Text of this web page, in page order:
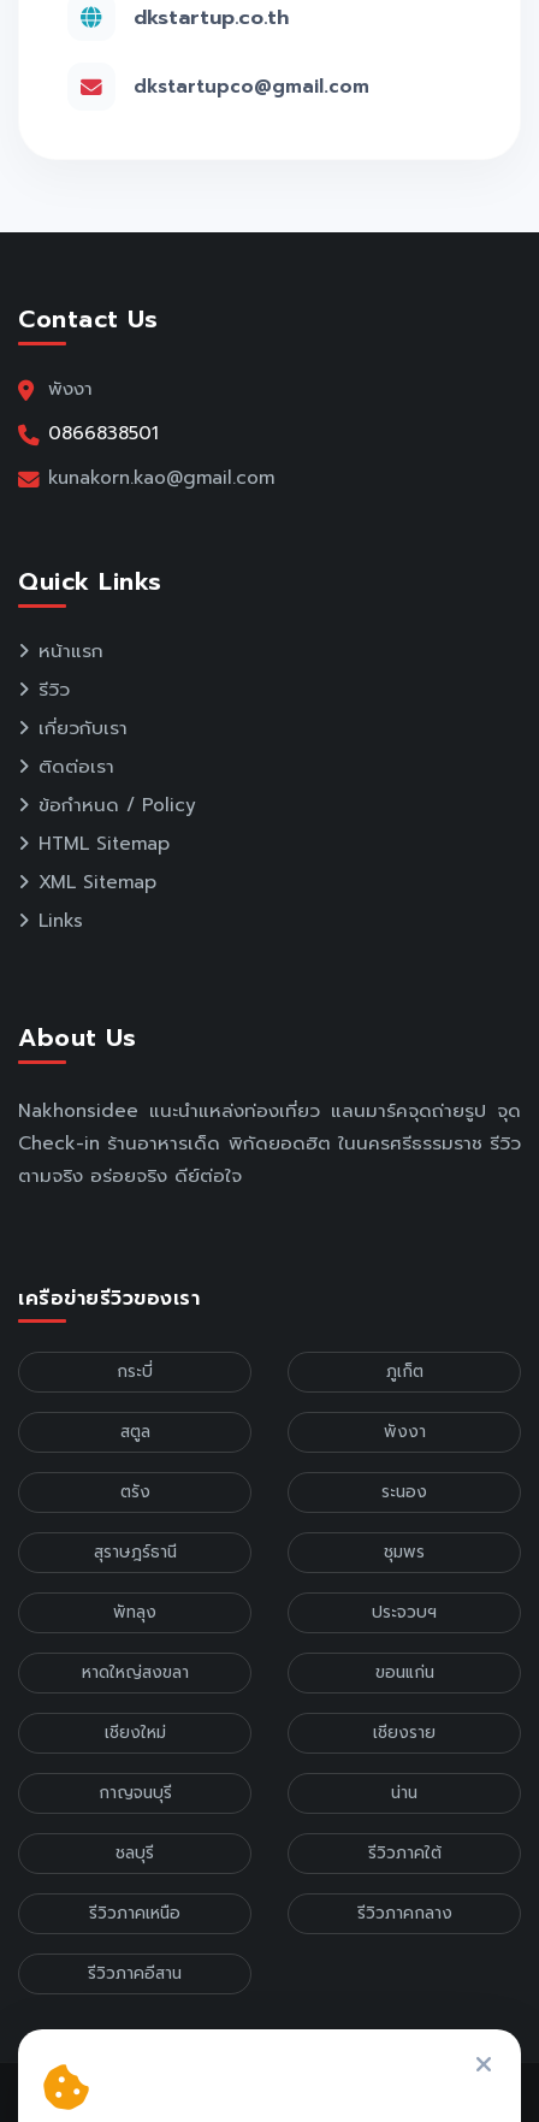
dkstartup.co.th
dkstartupco@gmail.com
Contact Us
พังงา
0866838501
kunakorn.kao@gmail.com
Quick Links
หน้าแรก
รีวิว
เกี่ยวกับเรา
ติดต่อเรา
ข้อกำหนด / Policy
HTML Sitemap
XML Sitemap
Links
About Us
Nakhonsidee แนะนำแหล่งท่องเที่ยว แลนมาร์คจุดถ่ายรูป จุด
Check-in ร้านอาหารเด็ด พิกัดยอดฮิต ในนครศรีธรรมราช รีวิว
ตามจริง อร่อยจริง ดีย์ต่อใจ
เครือข่ายรีวิวของเรา
กระบี่ ภูเก็ต
สตูล พังงา
ตรัง ระนอง
สุราษฎร์ธานี ชุมพร
พัทลุง ประจวบฯ
หาดใหญ่สงขลา ขอนแก่น
เชียงใหม่ เชียงราย
กาญจนบุรี น่าน
ชลบุรี รีวิวภาคใต้
รีวิวภาคเหนือ รีวิวภาคกลาง
รีวิวภาคอีสาน